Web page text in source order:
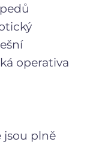
operativa
jsou plně